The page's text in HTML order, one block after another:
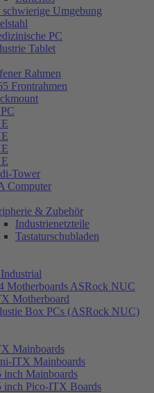
schwierige Umgebung
PC
Tablet
Rahmen
Frontrahmen
Tower
Computer
& Zubehör
Industrienetzteile
Tastaturschubladen
Motherboards ASRock NUC
Motherboard
Box PCs (ASRock NUC)
Mainboards
ITX Mainboards
inch Mainboards
inch Pico-ITX Boards